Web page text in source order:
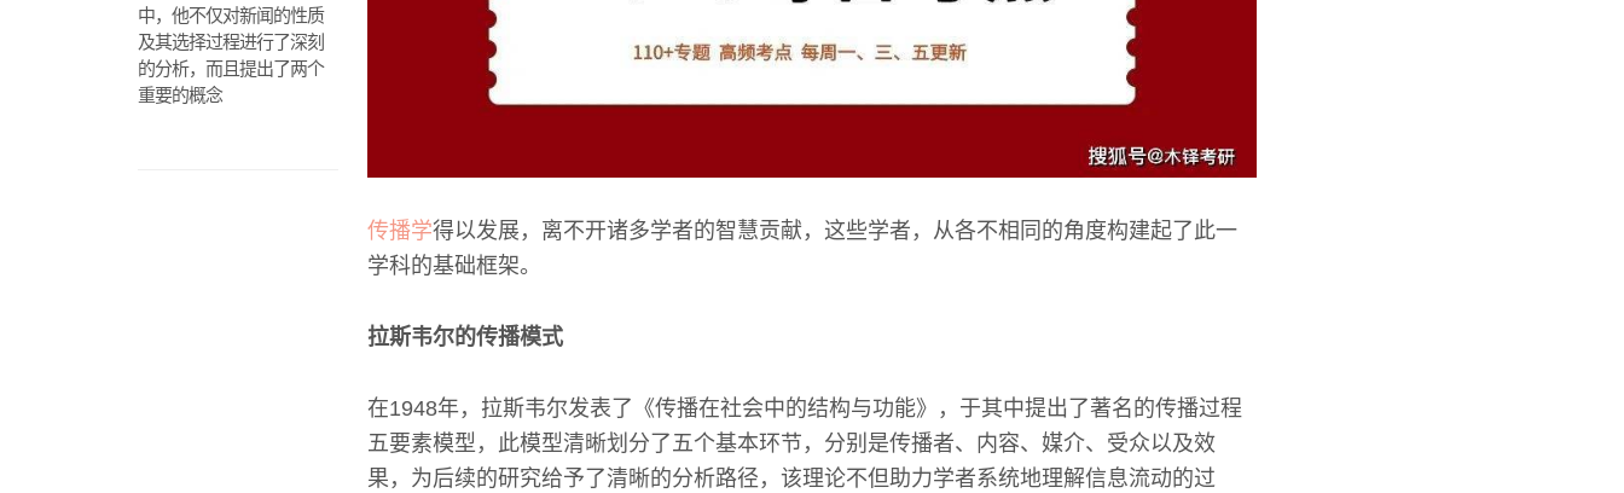
中，他不仅对新闻的性质
及其选择过程进行了深刻
的分析，而且提出了两个
重要的概念
传播学得以发展，离不开诸多学者的智慧贡献，这些学者，从各不相同的角度构建起了此一
学科的基础框架。
拉斯韦尔的传播模式
在1948年，拉斯韦尔发表了《传播在社会中的结构与功能》，于其中提出了著名的传播过程
五要素模型，此模型清晰划分了五个基本环节，分别是传播者、内容、媒介、受众以及效
果，为后续的研究给予了清晰的分析路径，该理论不但助力学者系统地理解信息流动的过